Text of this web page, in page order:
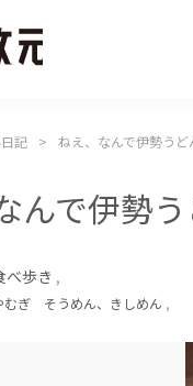
記 ねえ、なんで伊勢うど
んで伊勢
べ歩き ,
ぎ そうめん、きしめん ,